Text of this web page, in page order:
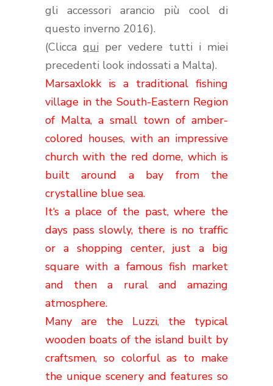
gli accessori arancio più cool di
questo inverno 2016).
(Clicca qui per vedere tutti i miei
precedenti look indossati a Malta).
Marsaxlokk is a traditional fishing
village in the South-Eastern Region
of Malta, a small town of amber-
colored houses, with an impressive
church with the red dome, which is
built around
a bay
from the
crystalline blue sea.
It‘s a placeof the past,where the
days pass slowly, there is no traffic
or a shopping center, just a big
square with a famous fish market
and then a
rural
and amazing
atmosphere.
Many are the
Luzzi, the typical
wooden boats of the island built by
craftsmen, so colorful as to make
the unique scenery and features so